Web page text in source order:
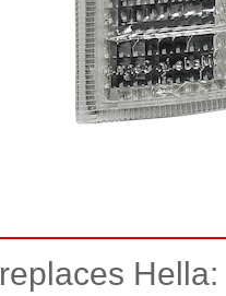
replaces